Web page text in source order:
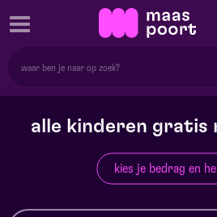
alle kinderen gratis
kies je bedrag en